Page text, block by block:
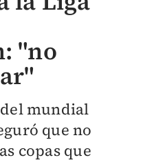
"no
mundial
que no
copas que